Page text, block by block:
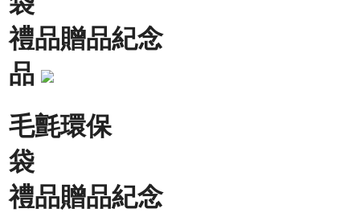
禮品贈品紀念
品
毛氈環保
袋
禮品贈品紀念